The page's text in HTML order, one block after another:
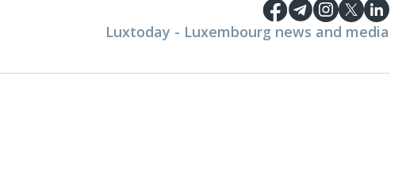
Luxtoday - Luxembourg news and media